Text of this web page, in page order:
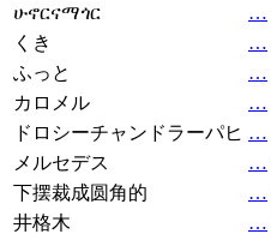
ሁኖርናማጎር
…
くき
…
ふっと
…
カロメル
…
ドロシーチャンドラーパヒ …
メルセデス
…
下摆裁成圆角的
…
井格木
…